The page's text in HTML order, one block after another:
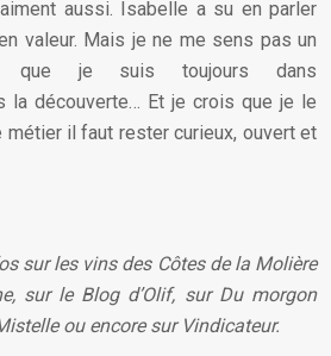
aussi. Isabelle a su en parler
valeur. Mais je ne me sens pas un
que je suis toujours dans
la découverte… Et je crois que je le
métier il faut rester curieux, ouvert et
sur les vins des Côtes de la Molière
, sur le Blog d’Olif, sur Du morgon
ou encore sur Vindicateur.